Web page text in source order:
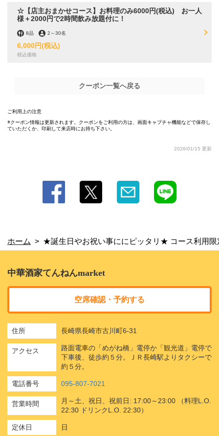
☆【店主おまかせコース】お料理のみ6000円(税込) お一人
様＋2000円で2時間飲み放題付に！
8品 2 ～30名
6,000円(税込)
税込価格
クーポン一覧へ戻る
ご利用上の注意
クーポン情報は更新されます。クーポンをご利用の方は、画面キャプチャ機能などで保存し
ていただくか、印刷して来店時にお持ち下さい。
2026/01/15 更新
ホーム ★誕生日やお祝い事ににピッタリ★ コース利用
閉じる
中華酒家てんねんmarket
空席確認・予約する
住所 長崎県長崎市古川町6-31
アクセス
路面電車の「めがね橋」電停か「観光道」電停で
下車後、徒歩約５分。ＪＲ長崎駅よりタクシーで
約５分。
電話番号 095-807-7021
営業時間
月～土、祝日、祝前日: 17:00～23:00 （料理L.O.
22:30 ドリンクL.O. 22:30）
定休日 日